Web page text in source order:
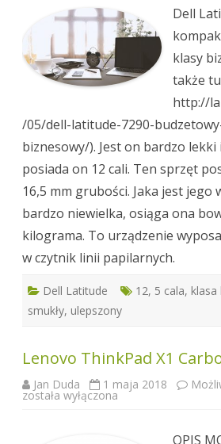
Dell
klasy
także
http://
/05/dell-latitude-7290-
biznesowy/). Jest on bardzo
posiada on 12 cali. Ten sprzęt
16,5 mm grubości. Jaka jest jego
bardzo niewielka, osiąga ona
kilograma. To urządzenie
w czytnik linii papilarnych.
Dell Latitude 12, 5 cala, klasa
smukły, ulepszony
Lenovo ThinkPad X1
Jan Duda 1 maja 2018
została wyłączona
OPIS